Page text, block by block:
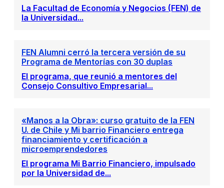
La Facultad de Economía y Negocios (FEN) de
la Universidad...
FEN Alumni cerró la tercera versión de su
Programa de Mentorías con 30 duplas
El programa, que reunió a mentores del
Consejo Consultivo Empresarial...
«Manos a la Obra»: curso gratuito de la FEN
U. de Chile y Mi barrio Financiero entrega
financiamiento y certificación a
microemprendedores
El programa Mi Barrio Financiero, impulsado
por la Universidad de...